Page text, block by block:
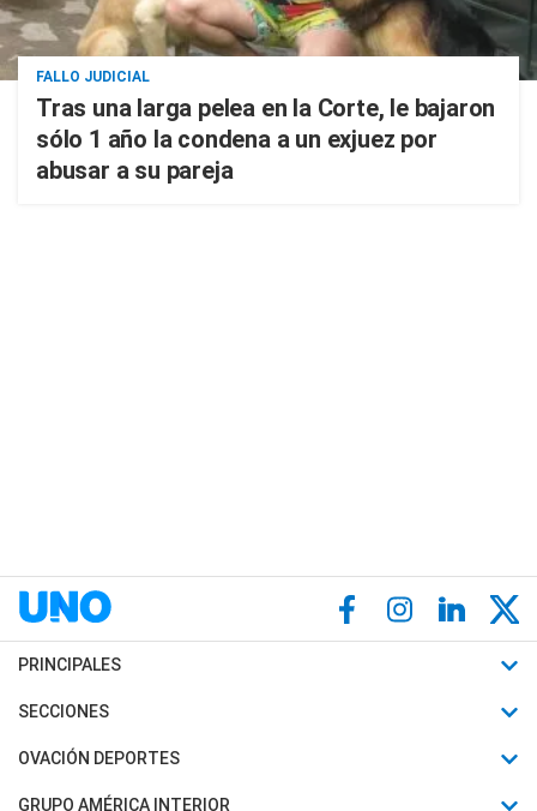
FALLO JUDICIAL
Tras una larga pelea en la Corte, le bajaron
sólo 1 año la condena a un exjuez por
abusar a su pareja
PRINCIPALES
Últimas Noticias
Política
SECCIONES
Horóscopo
Motores
OVACIÓN DEPORTES
Fútbol
GRUPO AMÉRICA INTERIOR